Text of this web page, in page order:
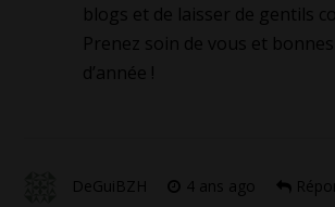
blogs et de laisser de gentils
Prenez soin de vous et
d’année !
DeGuiBZH 4 ans ago